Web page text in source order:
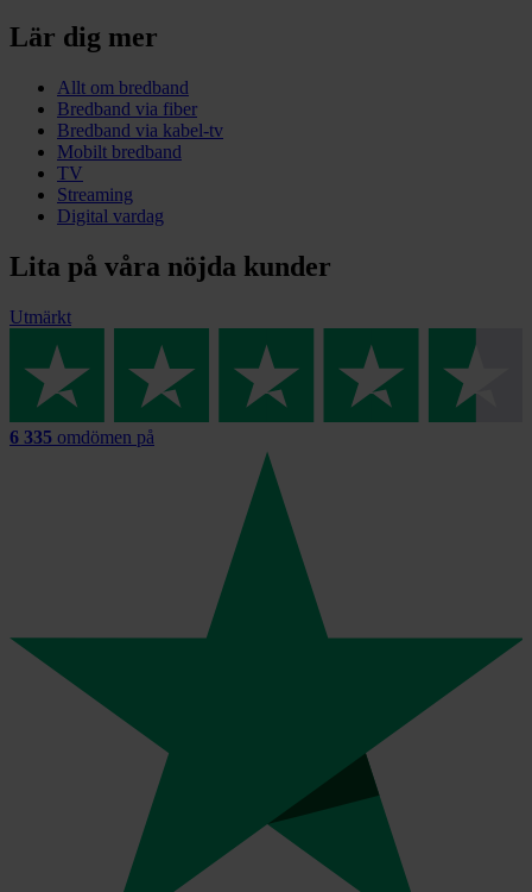
Lär dig mer
Allt om bredband
Bredband via fiber
Bredband via kabel-tv
Mobilt bredband
TV
Streaming
Digital vardag
Lita på våra nöjda kunder
Utmärkt
6 335 omdömen på